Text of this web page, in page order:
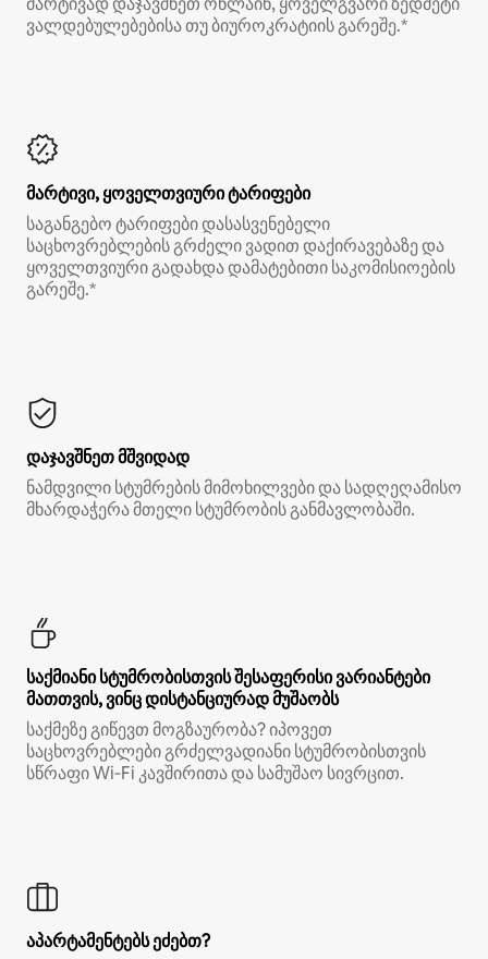
ვალდებულებებისა თუ ბიუროკრატიის გარეშე.*
მარტივი, ყოველთვიური ტარიფები
საგანგებო ტარიფები დასასვენებელი
საცხოვრებლების გრძელი ვადით დაქირავებაზე და
ყოველთვიური გადახდა დამატებითი საკომისიოების
გარეშე.*
დაჯავშნეთ მშვიდად
ნამდვილი სტუმრების მიმოხილვები და სადღეღამისო
მხარდაჭერა მთელი სტუმრობის განმავლობაში.
საქმიანი სტუმრობისთვის შესაფერისი ვარიანტები
მათთვის, ვინც დისტანციურად მუშაობს
საქმეზე გიწევთ მოგზაურობა? იპოვეთ
საცხოვრებლები გრძელვადიანი სტუმრობისთვის
სწრაფი Wi‑Fi კავშირითა და სამუშაო სივრცით.
აპარტამენტებს ეძებთ?